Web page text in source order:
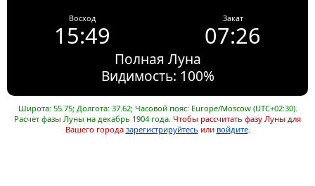
Восход
15:49
Закат
07:26
Полная Луна
Видимость: 100%
Широта: 55.75; Долгота: 37.62; Часовой пояс: Europe/Moscow (UTC+02:30).
Расчет фазы Луны на декабрь 1904 года. Чтобы рассчитать фазу Луны для
Вашего города зарегистрируйтесь или войдите.